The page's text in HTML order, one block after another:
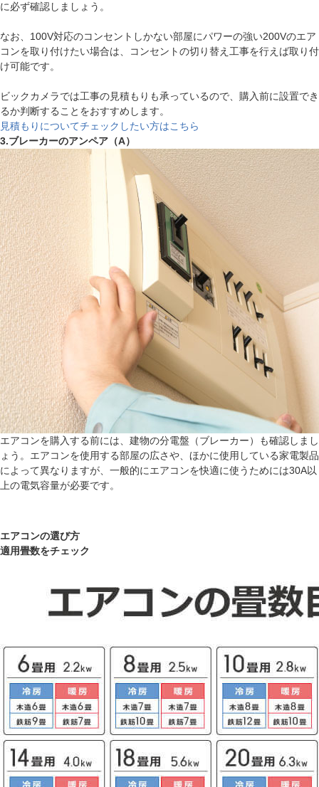
に必ず確認しましょう。
なお、100V対応のコンセントしかない部屋にパワーの強い200Vのエア
コンを取り付けたい場合は、コンセントの切り替え工事を行えば取り付
け可能です。
ビックカメラでは工事の見積もりも承っているので、購入前に設置でき
るか判断することをおすすめします。
見積もりについてチェックしたい方はこちら
3.ブレーカーのアンペア（A）
エアコンを購入する前には、建物の分電盤（ブレーカー）も確認しまし
ょう。エアコンを使用する部屋の広さや、ほかに使用している家電製品
によって異なりますが、一般的にエアコンを快適に使うためには30A以
上の電気容量が必要です。
エアコンの選び方
適用畳数をチェック